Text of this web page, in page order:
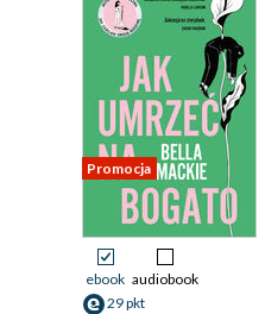
Promocja
ebook audiobook
29 pkt